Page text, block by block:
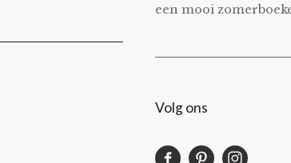
een mooi
Volg ons